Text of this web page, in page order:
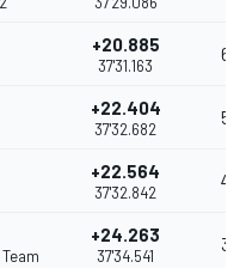
+20.885
37'31.163
6
+22.404
37'32.682
5
+22.564
37'32.842
4
+24.263
37'34.541
3